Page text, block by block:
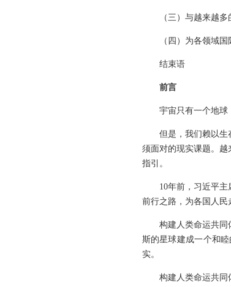
（三）与越来越
（四）为各领域
结束语
前言
宇宙只有一个地球
但是，我们赖以
须面对的现实课题。
指引。
10年前，习近平
前行之路，为各国人民
构建人类命运共
斯的星球建成一个和
实。
构建人类命运共同